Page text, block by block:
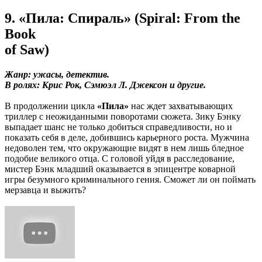
9. «Пила: Спираль» (Spiral: From the
Book
of Saw)
Жанр: ужасы, детектив.
В ролях: Крис Рок, Сэмюэл Л. Джексон и другие.
В продолжении цикла «Пила» нас ждет захватывающих
триллер с неожиданными поворотами сюжета. Зику Бэнку
выпадает шанс не только добиться справедливости, но и
показать себя в деле, добившись карьерного роста. Мужчина
недоволен тем, что окружающие видят в нем лишь бледное
подобие великого отца. С головой уйдя в расследование,
мистер Бэнк младший оказывается в эпицентре коварной
игры безумного криминального гения. Сможет ли он поймать
мерзавца и выжить?